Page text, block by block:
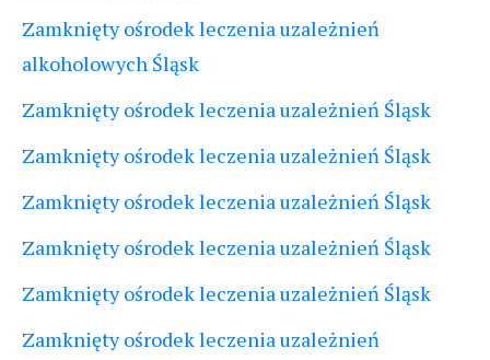
Zamknięty ośrodek leczenia uzależnień
alkoholowych Śląsk
Zamknięty ośrodek leczenia uzależnień Śląsk
Zamknięty ośrodek leczenia uzależnień Śląsk
Zamknięty ośrodek leczenia uzależnień Śląsk
Zamknięty ośrodek leczenia uzależnień Śląsk
Zamknięty ośrodek leczenia uzależnień Śląsk
Zamknięty ośrodek leczenia uzależnień